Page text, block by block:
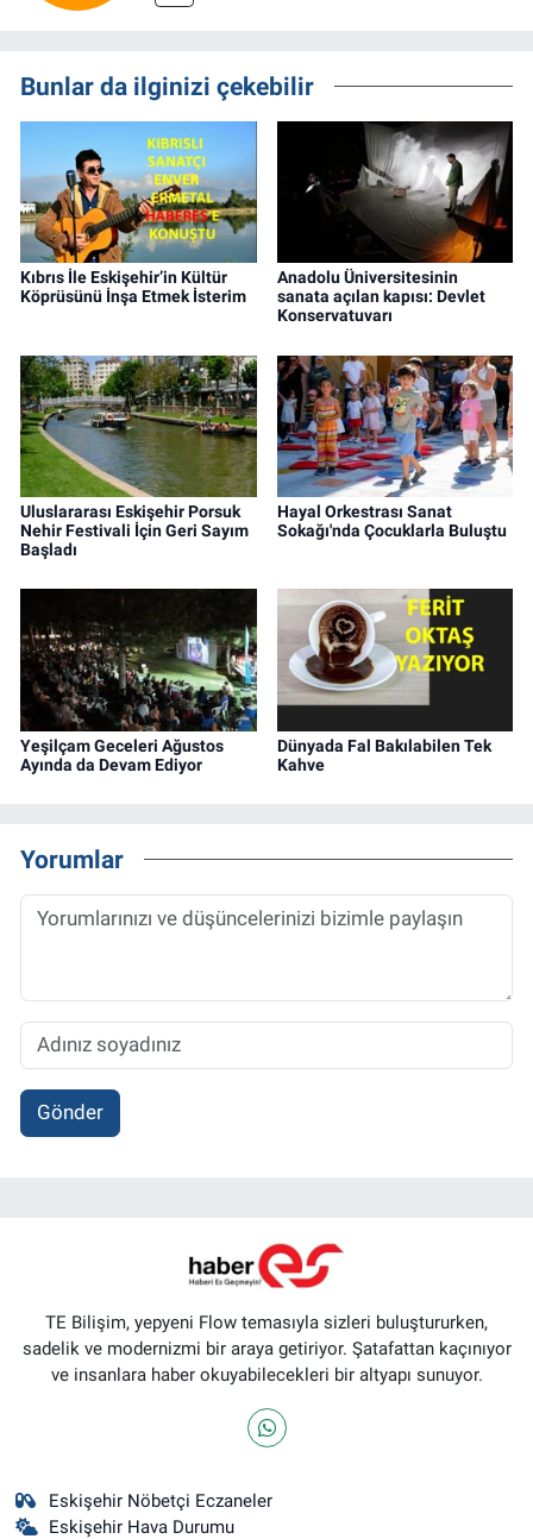
Bunlar da ilginizi çekebilir
Kıbrıs İle Eskişehir’in Kültür
Köprüsünü İnşa Etmek İsterim
Anadolu Üniversitesinin
sanata açılan kapısı: Devlet
Konservatuvarı
Uluslararası Eskişehir Porsuk
Nehir Festivali İçin Geri Sayım
Başladı
Hayal Orkestrası Sanat
Sokağı'nda Çocuklarla Buluştu
Yeşilçam Geceleri Ağustos
Ayında da Devam Ediyor
Dünyada Fal Bakılabilen Tek
Kahve
Yorumlar
Gönder
TE Bilişim, yepyeni Flow temasıyla sizleri buluştururken,
sadelik ve modernizmi bir araya getiriyor. Şatafattan kaçınıyor
ve insanlara haber okuyabilecekleri bir altyapı sunuyor.
Eskişehir Nöbetçi Eczaneler
Eskişehir Hava Durumu